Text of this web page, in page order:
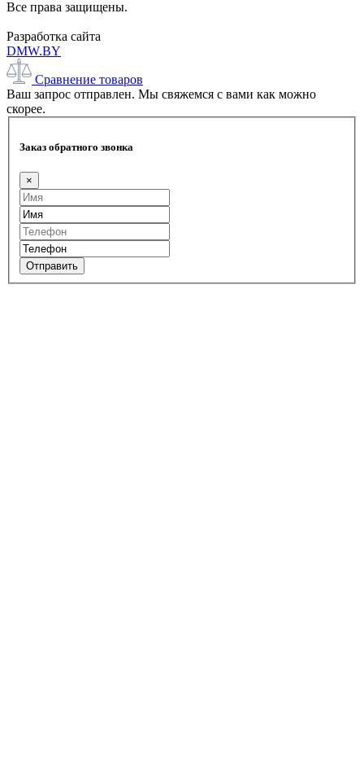
Все права защищены.
Разработка сайта
DMW.BY
Сравнение товаров
Ваш запрос отправлен. Мы свяжемся с вами как можно
скорее.
Заказ обратного звонка
×
Отправить